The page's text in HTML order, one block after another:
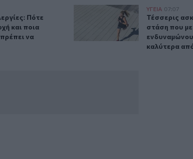
να αγνοήσουμε
που δεν πρέπει να αγνοήσουμε
προσοχή και ποια συμπτώματα δεν πρέπει να
Πότε απαιτείται προσοχή και ποια
Πότε
και ποια
να
Τέσσερις ασκήσεις σε όρθια
ΥΓΕΙΑ 07:07
Τέσσερις
Τέσσερις
στάση που
καλύτερα